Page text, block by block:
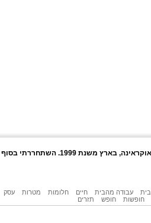
בית עבודה מהבית חיים חלומות מטרות עסק
חופשות חופש תזרים